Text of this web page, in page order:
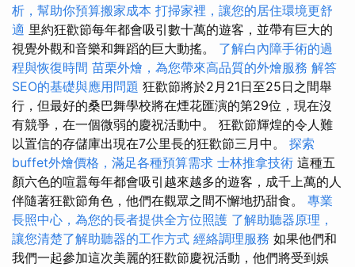
析，幫助你預算搬家成本 打掃家裡，讓您的居住環境更舒
適 里約狂歡節每年都會吸引數十萬的遊客，並帶有巨大的
視覺外觀和音樂和舞蹈的巨大動搖。 了解白內障手術的過
程與恢復時間 苗栗外燴，為您帶來高品質的外燴服務 解答
SEO的基礎與應用問題 狂歡節將於2月21日至25日之間舉
行，但最好的桑巴舞學校將在煙花匯演的第29位，現在沒
有競爭，在一個微弱的慶祝活動中。 狂歡節輝煌的令人難
以置信的存儲庫出現在7公里長的狂歡節三月中。 探索
buffet外燴價格，滿足各種預算需求 士林推拿技術 這種五
顏六色的喧囂每年都會吸引越來越多的遊客，成千上萬的人
伴隨著狂歡節角色，他們在觀眾之間不懈地扔甜食。 專業
長照中心，為您的長者提供全方位照護 了解助聽器原理，
讓您清楚了解助聽器的工作方式 經絡調理服務 如果他們和
我們一起參加這次美麗的狂歡節慶祝活動，他們將受到娛